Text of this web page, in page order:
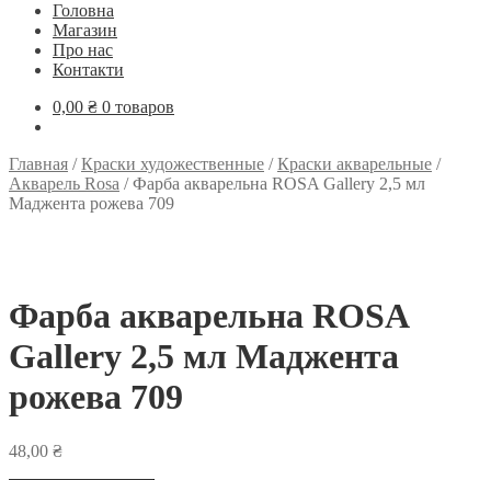
Головна
Магазин
Про нас
Контакти
0,00 ₴ 0 товаров
Главная /Краски художественные /Краски акварельные /
Акварель Rosa /Фарба акварельна ROSA Gallery 2,5 мл
Маджента рожева 709
Фарба акварельна ROSA
Gallery 2,5 мл Маджента
рожева 709
48,00 ₴